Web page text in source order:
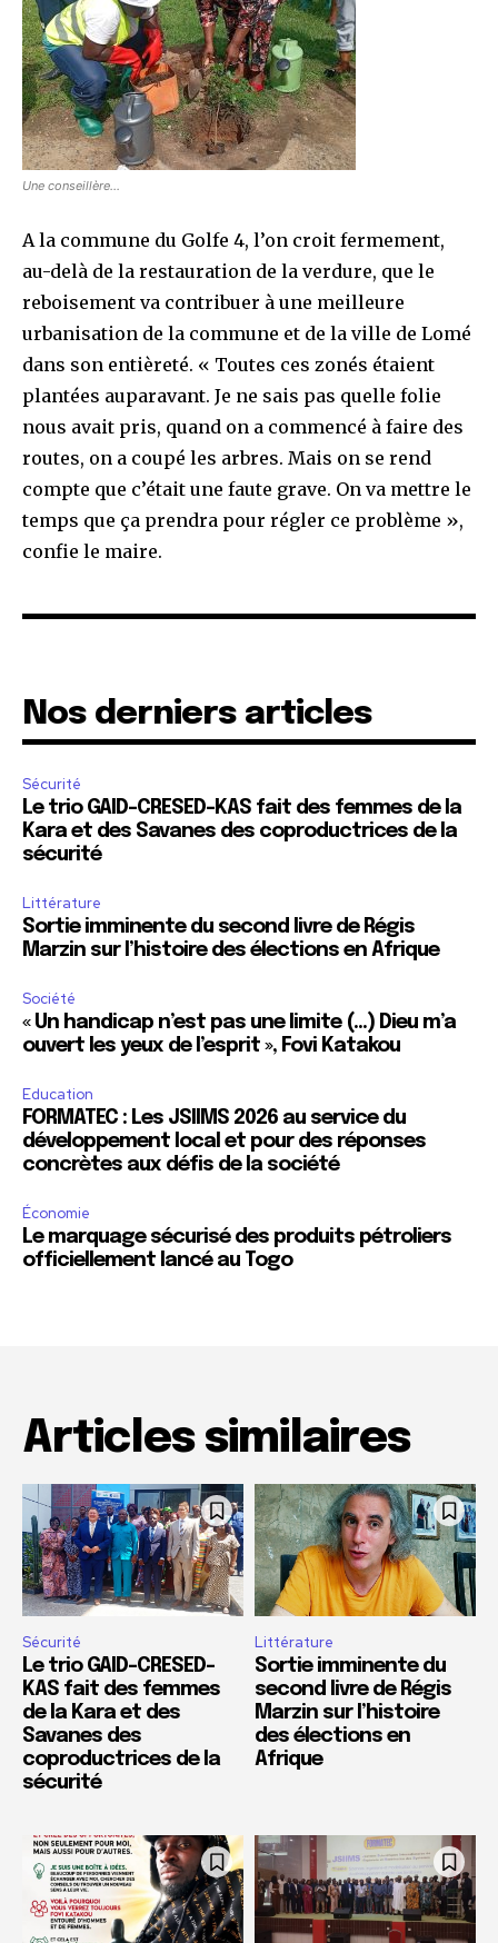
Une conseillère…
A la commune du Golfe 4, l’on croit fermement,
au-delà de la restauration de la verdure, que le
reboisement va contribuer à une meilleure
urbanisation de la commune et de la ville de Lomé
dans son entièreté. « Toutes ces zonés étaient
plantées auparavant. Je ne sais pas quelle folie
nous avait pris, quand on a commencé à faire des
routes, on a coupé les arbres. Mais on se rend
compte que c’était une faute grave. On va mettre le
temps que ça prendra pour régler ce problème »,
confie le maire.
Nos derniers articles
Sécurité
Le trio GAID-CRESED-KAS fait des femmes de la
Kara et des Savanes des coproductrices de la
sécurité
Littérature
Sortie imminente du second livre de Régis
Marzin sur l’histoire des élections en Afrique
Société
« Un handicap n’est pas une limite (…) Dieu m’a
ouvert les yeux de l’esprit », Fovi Katakou
Education
FORMATEC : Les JSIIMS 2026 au service du
développement local et pour des réponses
concrètes aux défis de la société
Économie
Le marquage sécurisé des produits pétroliers
officiellement lancé au Togo
Articles similaires
Sécurité
Le trio GAID-CRESED-
KAS fait des femmes
de la Kara et des
Savanes des
coproductrices de la
sécurité
Littérature
Sortie imminente du
second livre de Régis
Marzin sur l’histoire
des élections en
Afrique